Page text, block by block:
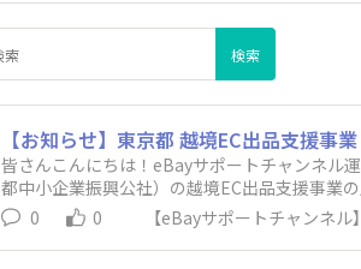
【お知らせ】東京都 越境EC出品支援事
皆さんこんにちは！eBayサポートチャンネル
都中小企業振興公社）の越境EC出品支援事業
り、海外販売を検討中の企業様はこの機会を
めた販売が可能になります。詳細は以下にな
チャンネル運営事務局
0 0 【eBayサポートチャンネル